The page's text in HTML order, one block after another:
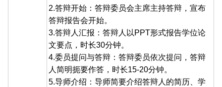
2.答辩开始：答辩委员会主席主持答辩，宣布
答辩报告会开始。
3.答辩人汇报：答辩人以PPT形式报告学位论
文要点，时长30分钟。
4.委员提问与答辩：答辩委员依次提问，答辩
人简明扼要作答，时长15-20分钟。
5.导师介绍：导师简要介绍答辩人的简历、学